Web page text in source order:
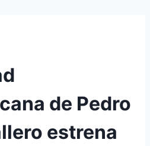
de Pedro
estrena